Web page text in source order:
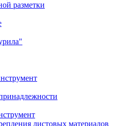
разметки
листовых материалов